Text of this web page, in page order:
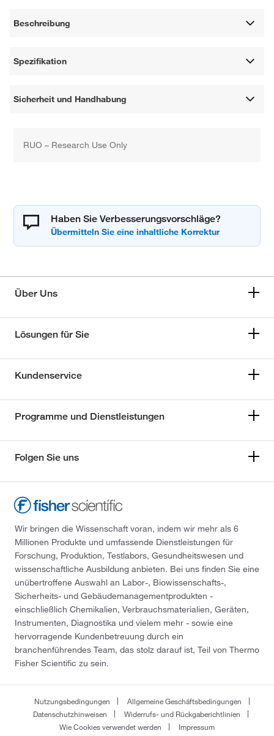
Beschreibung
Spezifikation
Sicherheit und Handhabung
RUO – Research Use Only
Haben Sie Verbesserungsvorschläge?
Über Uns
Lösungen für Sie
Kundenservice
Programme und Dienstleistungen
Folgen Sie uns
Wir bringen die Wissenschaft voran, indem wir mehr als 6
Millionen Produkte und umfassende Dienstleistungen für
Forschung, Produktion, Testlabors, Gesundheitswesen und
wissenschaftliche Ausbildung anbieten. Bei uns finden Sie eine
unübertroffene Auswahl an Labor-, Biowissenschafts-,
Sicherheits- und Gebäudemanagementprodukten -
einschließlich Chemikalien, Verbrauchsmaterialien, Geräten,
Instrumenten, Diagnostika und vielem mehr - sowie eine
hervorragende Kundenbetreuung durch ein
branchenführendes Team, das stolz darauf ist, Teil von Thermo
Fisher Scientific zu sein.
Nutzungsbedingungen
Allgemeine Geschäftsbedingungen
Datenschutzhinweisen
Widerrufs- und Rückgaberichtlinien
Wie Cookies verwendet werden
Impressum